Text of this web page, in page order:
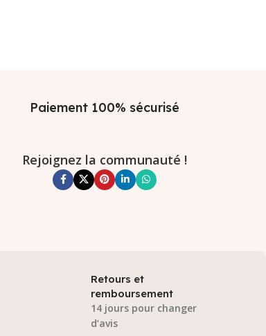
Paiement 100% sécurisé
Rejoignez la communauté !
Retours et
remboursement
14 jours pour changer
d’avis